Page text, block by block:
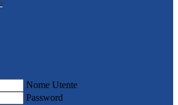
Nome Utente
Password